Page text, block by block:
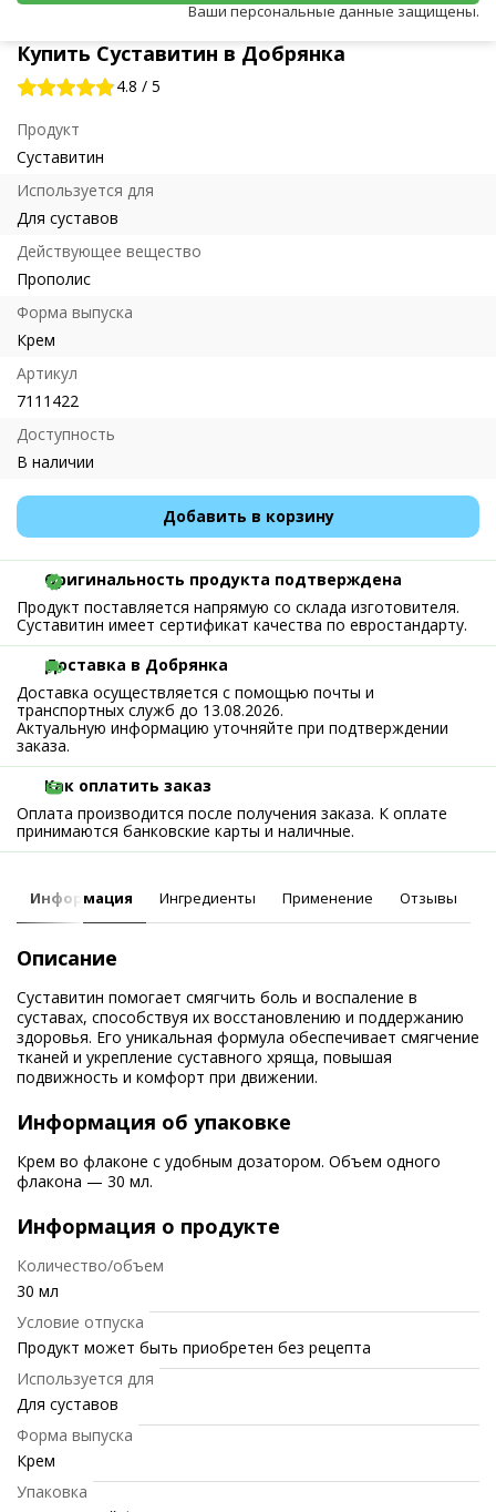
Купить Суставитин в Добрянка
4.8 / 5
Продукт
Суставитин
Используется для
Для суставов
Действующее вещество
Прополис
Форма выпуска
Крем
Артикул
7111422
Доступность
В наличии
Добавить в корзину
Ваши персональные данные защищены.
Оригинальность продукта подтверждена
Продукт поставляется напрямую со склада изготовителя.
Суставитин имеет сертификат качества по евростандарту.
Доставка в Добрянка
Доставка осуществляется с помощью почты и
транспортных служб до 13.08.2026.
Актуальную информацию уточняйте при подтверждении
заказа.
Как оплатить заказ
Оплата производится после получения заказа. К оплате
принимаются банковские карты и наличные.
Информация Ингредиенты Применение Отзывы
Описание
Суставитин помогает смягчить боль и воспаление в
суставах, способствуя их восстановлению и поддержанию
здоровья. Его уникальная формула обеспечивает смягчение
тканей и укрепление суставного хряща, повышая
подвижность и комфорт при движении.
Информация об упаковке
Крем во флаконе с удобным дозатором. Объем одного
флакона — 30 мл.
Информация о продукте
Количество/объем
30 мл
Условие отпуска
Продукт может быть приобретен без рецепта
Используется для
Для суставов
Форма выпуска
Крем
Упаковка